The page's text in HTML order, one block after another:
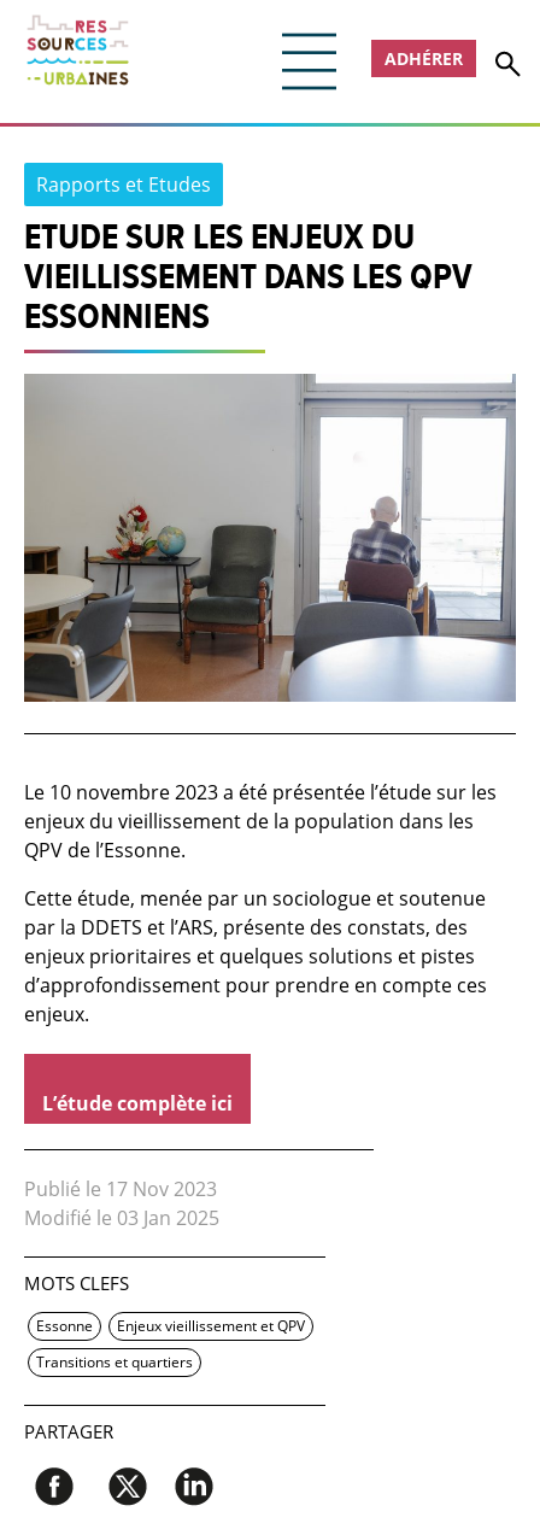
ADHÉRER
Rapports et Etudes
ETUDE SUR LES ENJEUX DU
VIEILLISSEMENT DANS LES QPV
ESSONNIENS
Le 10 novembre 2023 a été présentée l’étude sur les
enjeux du vieillissement de la population dans les
QPV de l’Essonne.
Cette étude, menée par un sociologue et soutenue
par la DDETS et l’ARS, présente des constats, des
enjeux prioritaires et quelques solutions et pistes
d’approfondissement pour prendre en compte ces
enjeux.
L’étude complète ici
Publié le 17 Nov 2023
Modifié le 03 Jan 2025
MOTS CLEFS
Essonne
Enjeux vieillissement et QPV
Transitions et quartiers
PARTAGER